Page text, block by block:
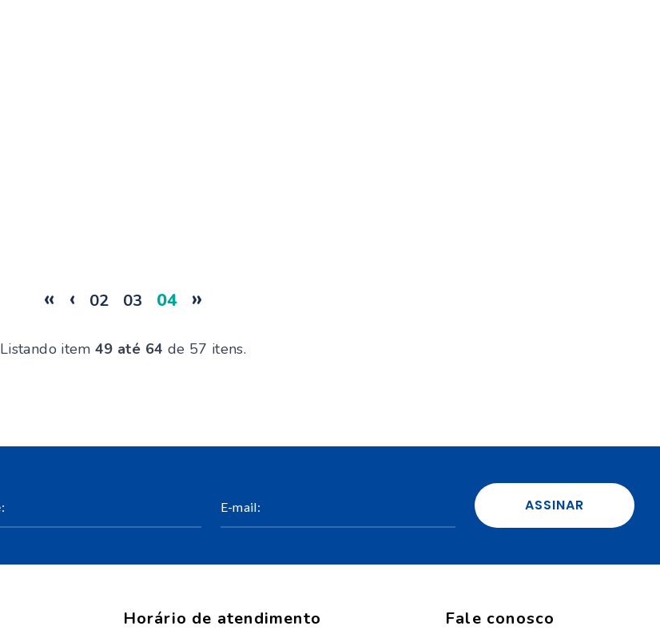
« ‹ 02 03 04 »
Listando item49 até 64 de 57 itens.
ASSINAR
Horário de atendimento Fale conosco